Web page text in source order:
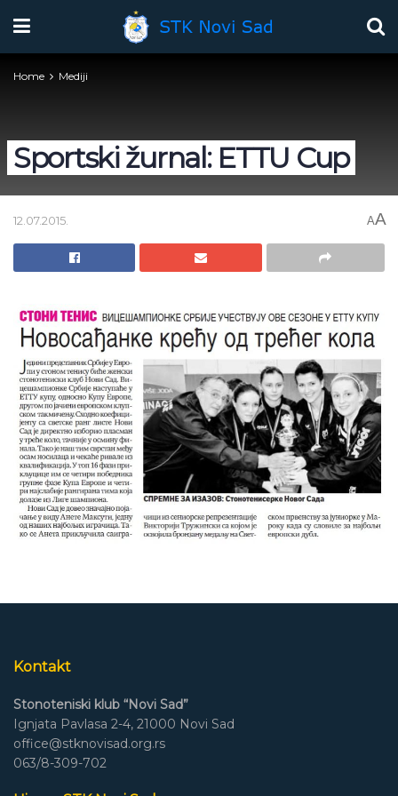
Home Mediji
Sportski žurnal: ETTU Cup
12.07.2015. AA
Kontakt
Stonoteniski klub “Novi Sad”
Ignjata Pavlasa 2-4, 21000 Novi Sad
office@stknovisad.org.rs
063/8-309-702